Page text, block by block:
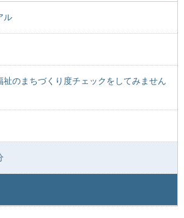
ル
祉のまちづくり度チェックをしてみません